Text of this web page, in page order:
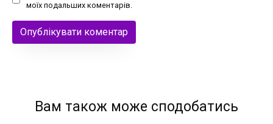
моїх подальших коментарів.
Вам також може сподобатись